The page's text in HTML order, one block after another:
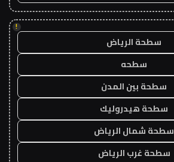
!
سطحة الرياض
سطحه
سطحة بين المدن
سطحة هيدروليك
سطحة شمال الرياض
سطحة غرب الرياض